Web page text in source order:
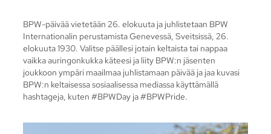
BPW-päivää vietetään 26. elokuuta ja juhlistetaan BPW
Internationalin perustamista Genevessä, Sveitsissä, 26.
elokuuta 1930. Valitse päällesi jotain keltaista tai nappaa
vaikka auringonkukka käteesi ja liity BPW:n jäsenten
joukkoon ympäri maailmaa juhlistamaan päivää ja jaa kuvasi
BPW:n keltaisessa sosiaalisessa mediassa käyttämällä
hashtageja, kuten #BPWDay ja #BPWPride.